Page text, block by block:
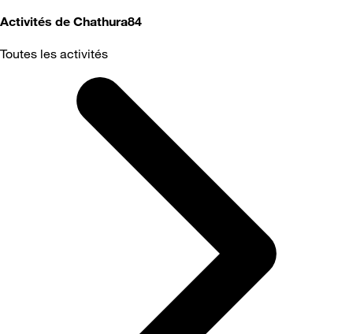
Activités de Chathura84
Toutes les activités